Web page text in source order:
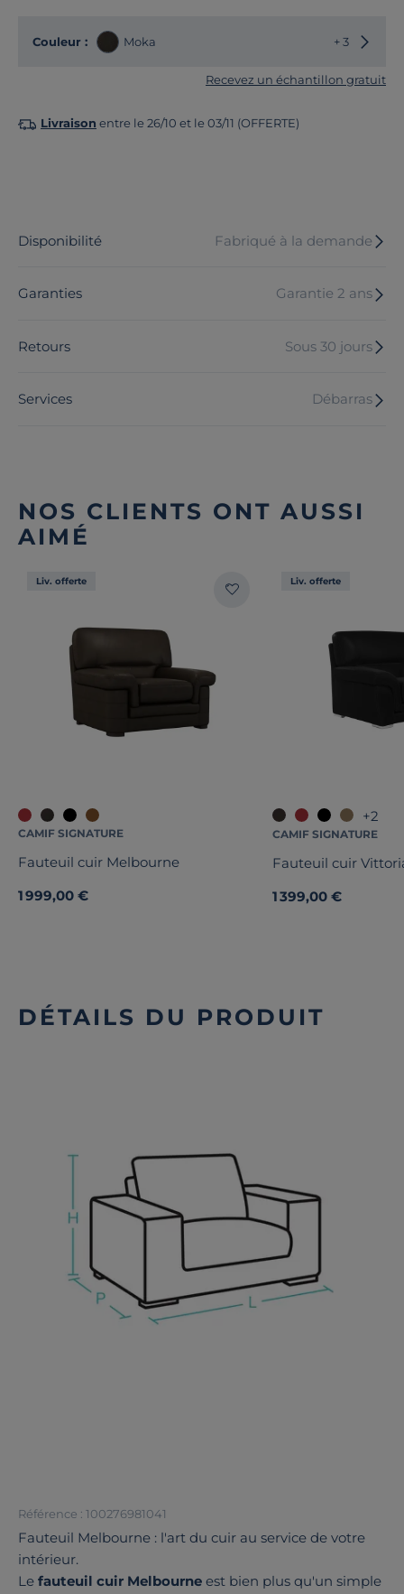
Couleur : Moka + 3
Recevez un échantillon gratuit
Livraison entre le 26/10 et le 03/11 (OFFERTE)
Disponibilité Fabriqué à la demande
Garanties Garantie 2 ans
Retours Sous 30 jours
Services Débarras
NOS CLIENTS ONT AUSSI
AIMÉ
Liv. offerte
CAMIF SIGNATURE
Fauteuil cuir Melbourne
1 999,00 €
Liv. offerte
+2
CAMIF SIGNATURE
Fauteuil cuir
1 399,00 €
DÉTAILS DU PRODUIT
Référence : 100276981041
Fauteuil Melbourne : l'art du cuir au service de votre
intérieur.
Le fauteuil cuir Melbourne est bien plus qu'un simple